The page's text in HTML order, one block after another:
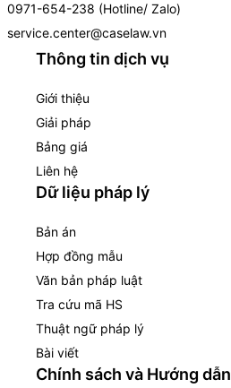
0971-654-238 (Hotline/ Zalo)
service.center@caselaw.vn
Thông tin dịch vụ
Giới thiệu
Giải pháp
Bảng giá
Liên hệ
Dữ liệu pháp lý
Bản án
Hợp đồng mẫu
Văn bản pháp luật
Tra cứu mã HS
Thuật ngữ pháp lý
Bài viết
Chính sách và Hướng dẫn